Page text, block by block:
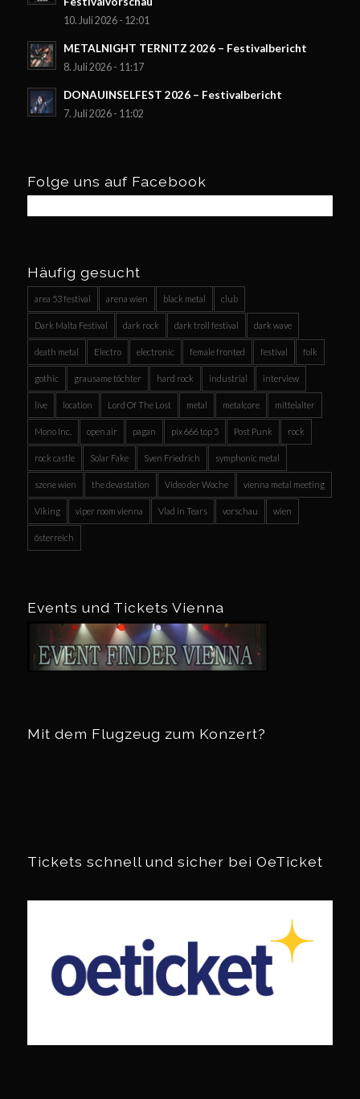
10. Juli 2026 - 12:01
METALNIGHT TERNITZ 2026 – Festivalbericht
8. Juli 2026 - 11:17
DONAUINSELFEST 2026 – Festivalbericht
7. Juli 2026 - 11:02
Folge uns auf Facebook
Häufig gesucht
area 53 festival arena wien black metal club
Dark Malta Festival dark rock dark troll festival dark wave
death metal Electro electronic female fronted festival folk
gothic grausame töchter hard rock industrial interview
live location Lord Of The Lost metal metalcore mittelalter
Mono Inc. open air pagan pix 666 top 5 Post Punk rock
rock castle Solar Fake Sven Friedrich symphonic metal
szene wien the devastation Video der Woche vienna metal meeting
Viking viper room vienna Vlad in Tears vorschau wien
österreich
Events und Tickets Vienna
Mit dem Flugzeug zum Konzert?
Tickets schnell und sicher bei OeTicket